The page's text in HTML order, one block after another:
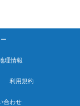
理情報
利用規約
合わせ